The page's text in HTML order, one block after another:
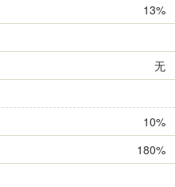
13%
无
10%
180%